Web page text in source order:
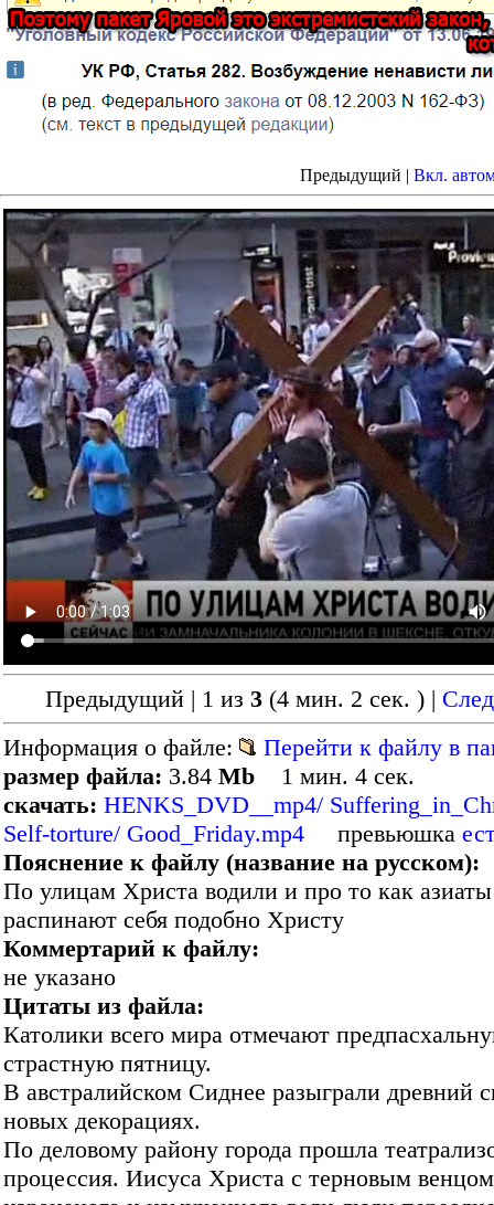
Предыдущий | Вкл.
Предыдущий | 1 из 3 (4 мин. 2 сек. )|
Информация о файле:
Перейти к файлу в
размер файла: 3.84 Mb 1 мин. 4 сек.
скачать: HENKS_DVD__mp4/
Self-torture/ Good_Friday.mp4 превьюшка
Пояснение к файлу (название на русском):
По улицам Христа водили и про то как азиаты
распинают себя подобно Христу
Коммертарий к файлу:
не указано
Цитаты из файла:
Католики всего мира отмечают
страстную пятницу.
В австралийском Сиднее разыграли древний
новых декорациях.
По деловому району города прошла
процессия. Иисуса Христа с терновым венцом